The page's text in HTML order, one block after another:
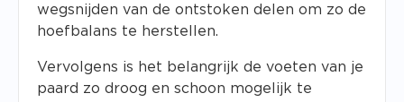
wegsnijden van de ontstoken delen om zo de
hoefbalans te herstellen.
Vervolgens is het belangrijk de voeten van je
paard zo droog en schoon mogelijk te